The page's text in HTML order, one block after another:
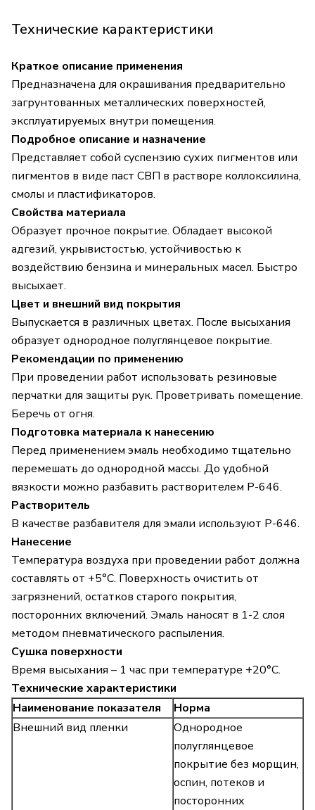
Технические карактеристики
Краткое описание применения
Предназначена для окрашивания предварительно
загрунтованных металлических поверхностей,
эксплуатируемых внутри помещения.
Подробное описание и назначение
Представляет собой суспензию сухих пигментов или
пигментов в виде паст СВП в растворе коллоксилина,
смолы и пластификаторов.
Свойства материала
Образует прочное покрытие. Обладает высокой
адгезий, укрывистостью, устойчивостью к
воздействию бензина и минеральных масел. Быстро
высыхает.
Цвет и внешний вид покрытия
Выпускается в различных цветах. После высыхания
образует однородное полуглянцевое покрытие.
Рекомендации по применению
При проведении работ использовать резиновые
перчатки для защиты рук. Проветривать помещение.
Беречь от огня.
Подготовка материала к нанесению
Перед применением эмаль необходимо тщательно
перемешать до однородной массы. До удобной
вязкости можно разбавить растворителем Р-646.
Растворитель
В качестве разбавителя для эмали используют Р-646.
Нанесение
Температура воздуха при проведении работ должна
составлять от +5°С. Поверхность очистить от
загрязнений, остатков старого покрытия,
посторонних включений. Эмаль наносят в 1-2 слоя
методом пневматического распыления.
Сушка поверхности
Время высыхания – 1 час при температуре +20°С.
Технические характеристики
Наименование показателя
Норма
Внешний вид пленки
Однородное
полуглянцевое
покрытие без морщин,
оспин, потеков и
посторонних